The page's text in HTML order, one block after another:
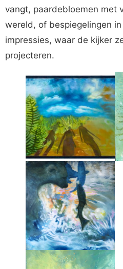
vangt, paardebloemen met
wereld, of bespiegelingen
impressies, waar de kijker
projecteren.